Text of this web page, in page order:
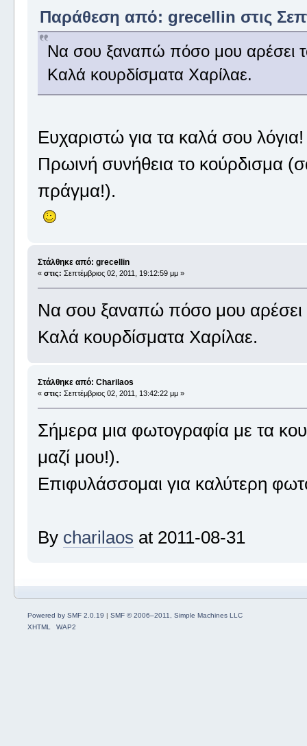
Παράθεση από: grecellin στις
Να σου ξαναπώ πόσο μου αρέσει
Καλά κουρδίσματα Χαρίλαε.
Ευχαριστώ για τα καλά σου λόγια!
Πρωινή συνήθεια το κούρδισμα
πράγμα!).
Στάλθηκε από: grecellin
« στις: Σεπτέμβριος 02, 2011, 19:12:59 μμ »
Να σου ξαναπώ πόσο μου αρέσει
Καλά κουρδίσματα Χαρίλαε.
Στάλθηκε από: Charilaos
« στις: Σεπτέμβριος 02, 2011, 13:42:22 μμ »
Σήμερα μια φωτογραφία με τα
μαζί μου!).
Επιφυλάσσομαι για καλύτερη
By charilaos at 2011-08-31
Powered by SMF 2.0.19 | SMF © 2006–2011, Simple Machines LLC
XHTML
WAP2